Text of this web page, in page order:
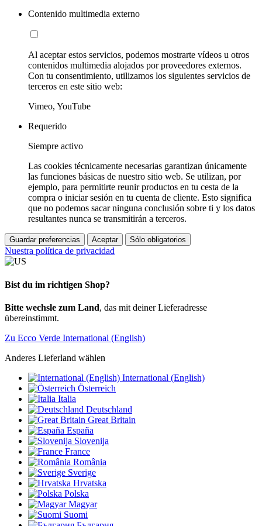
Contenido multimedia externo
Al aceptar estos servicios, podemos mostrarte vídeos u otros
contenidos multimedia alojados por proveedores externos.
Con tu consentimiento, utilizamos los siguientes servicios de
terceros en este sitio web:
Vimeo, YouTube
Requerido
Siempre activo
Las cookies técnicamente necesarias garantizan únicamente
las funciones básicas de nuestro sitio web. Se utilizan, por
ejemplo, para permitirte reunir productos en tu cesta de la
compra o iniciar sesión en tu cuenta de cliente. Esto significa
que no podemos sacar ninguna conclusión sobre ti y los datos
resultantes nunca se transmitirán a terceros.
Guardar preferencias Aceptar Sólo obligatorios
Nuestra política de privacidad
Bist du im richtigen Shop?
Bitte wechsle zum Land, das mit deiner Lieferadresse
übereinstimmt.
Zu Ecco Verde International (English)
Anderes Lieferland wählen
International (English)
Österreich
Italia
Deutschland
Great Britain
España
Slovenija
France
România
Sverige
Hrvatska
Polska
Magyar
Suomi